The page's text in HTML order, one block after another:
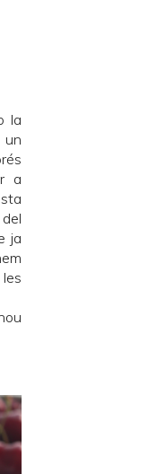
la
un
a
ja